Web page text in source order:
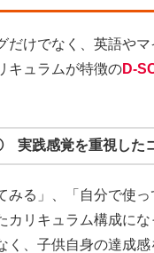
だけでなく、英語や
キュラムが特徴のD-
践感覚を重視した
みる」、「自分で使
カリキュラム構成に
く、子供自身の達成